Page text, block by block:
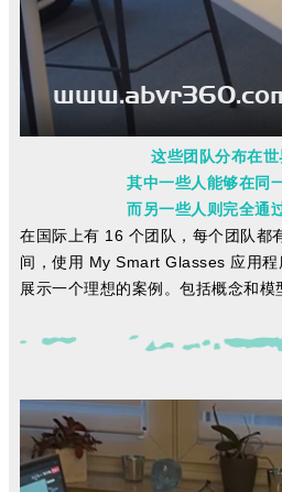
这些团队分布在世
其中一些人能够在同
而另一些人则完全通
在国际上有 16 个团队，每个团队都
间，使用 My Smart Glasses 应用
展示一个理想的案例。包括概念和模